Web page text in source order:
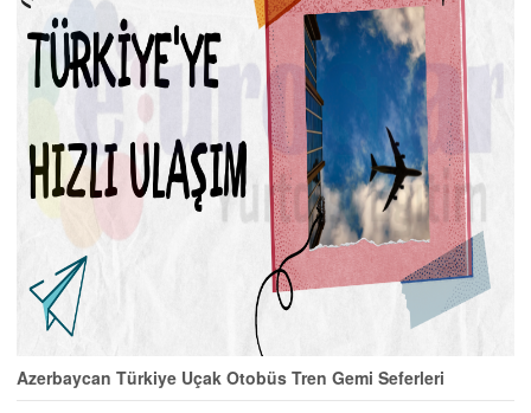
Azerbaycan Türkiye Uçak Otobüs Tren Gemi Seferleri